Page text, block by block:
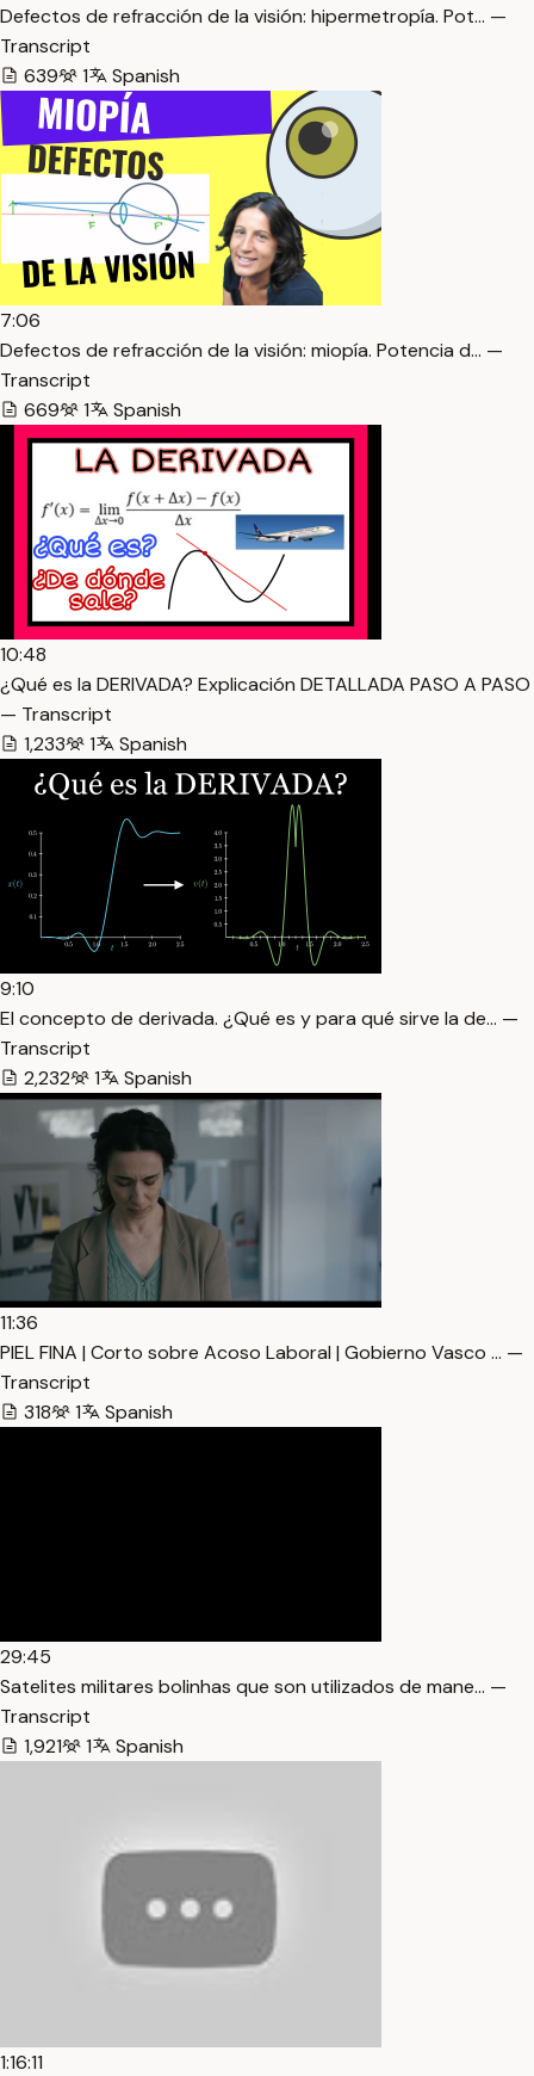
Defectos de refracción de la visión: hipermetropía. Pot… —
Transcript
639
1 Spanish
7:06
Defectos de refracción de la visión: miopía. Potencia d… —
Transcript
669
1 Spanish
10:48
¿Qué es la DERIVADA? Explicación DETALLADA PASO A PASO
— Transcript
1,233
1 Spanish
9:10
El concepto de derivada. ¿Qué es y para qué sirve la de… —
Transcript
2,232
1 Spanish
11:36
PIEL FINA | Corto sobre Acoso Laboral | Gobierno Vasco … —
Transcript
318
1 Spanish
29:45
Satelites militares bolinhas que son utilizados de mane… —
Transcript
1,921
1 Spanish
1:16:11